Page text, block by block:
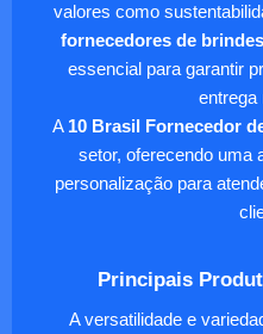
valores como
fornecedores de
essencial para garantir
entrega
A 10 Brasil Fornecedor
setor, oferecendo uma
personalização para
Principais
A versatilidade e